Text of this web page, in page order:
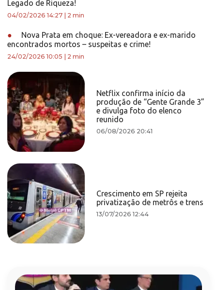
Legado de Riqueza!
04/02/2026 14:27 2 min
●
Nova Prata em choque: Ex-vereadora e ex-marido
encontrados mortos – suspeitas e crime!
24/02/2026 10:05 2 min
Netflix confirma início da
produção de “Gente Grande 3”
e divulga foto do elenco
reunido
06/08/2026 20:41
Crescimento em SP rejeita
privatização de metrôs e trens
13/07/2026 12:44